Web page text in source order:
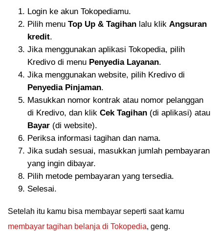
Login ke akun Tokopediamu.
Pilih menu Top Up & Tagihan lalu klik Angsuran
kredit.
Jika menggunakan aplikasi Tokopedia, pilih
Kredivo di menu Penyedia Layanan.
Jika menggunakan website, pilih Kredivo di
Penyedia Pinjaman.
Masukkan nomor kontrak atau nomor pelanggan
di Kredivo, dan klik Cek Tagihan (di aplikasi) atau
Bayar (di website).
Periksa informasi tagihan dan nama.
Jika sudah sesuai, masukkan jumlah pembayaran
yang ingin dibayar.
Pilih metode pembayaran yang tersedia.
Selesai.
Setelah itu kamu bisa membayar seperti saat kamu
membayar tagihan belanja di Tokopedia, geng.